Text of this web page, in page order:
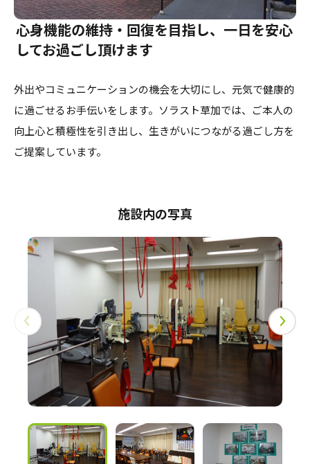
心身機能の維持・回復を目指し、一日を安心
してお過ごし頂けます
外出やコミュニケーションの機会を大切にし、元気で健康的
に過ごせるお手伝いをします。ソラスト草加では、ご本人の
向上心と積極性を引き出し、生きがいにつながる過ごし方を
ご提案しています。
施設内の写真